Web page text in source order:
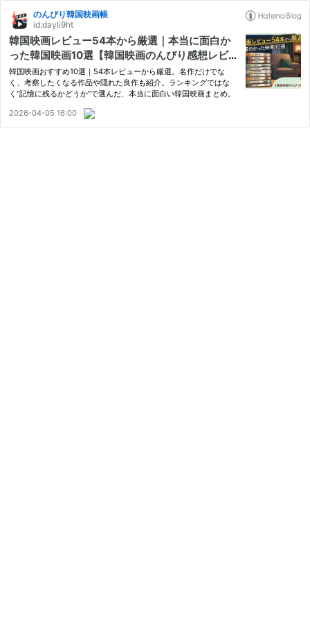
のんびり韓国映画帳
id:dayli9ht
韓国映画レビュー54本から厳選｜本当に面白か
った韓国映画10選【韓国映画のんびり感想レビュ
ー＊】
韓国映画おすすめ10選｜54本レビューから厳選。名作だけでな
く、考察したくなる作品や隠れた良作も紹介。ランキングではな
く“記憶に残るかどうか”で選んだ、本当に面白い韓国映画まとめ。
2026-04-05 16:00